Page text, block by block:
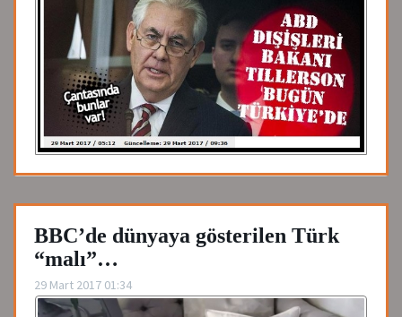
BBC’de dünyaya gösterilen Türk
“malı”…
29 Mart 2017 01:34